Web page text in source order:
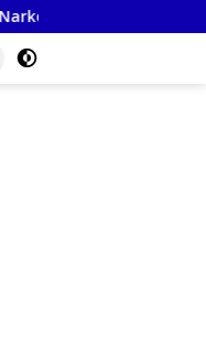
Puluhan